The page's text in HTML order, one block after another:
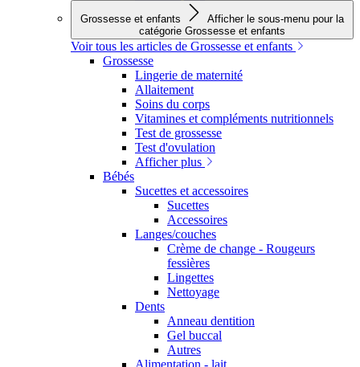
Grossesse et enfants
Afficher le sous-menu pour la
catégorie Grossesse et enfants
Voir tous les articles de Grossesse et enfants
Grossesse
Lingerie de maternité
Allaitement
Soins du corps
Vitamines et compléments nutritionnels
Test de grossesse
Test d'ovulation
Afficher plus
Bébés
Sucettes et accessoires
Sucettes
Accessoires
Langes/couches
Crème de change - Rougeurs
fessières
Lingettes
Nettoyage
Dents
Anneau dentition
Gel buccal
Autres
Alimentation - lait